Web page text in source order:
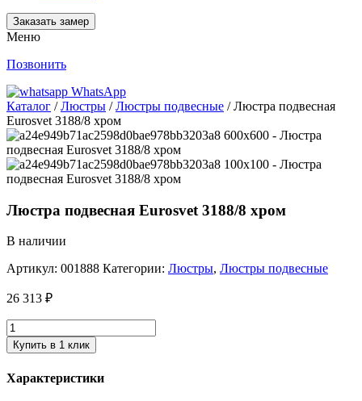
Заказать замер
Меню
Позвонить
WhatsApp
Каталог /Люстры /Люстры подвесные / Люстра подвесная
Eurosvet 3188/8 хром
Люстра подвесная Eurosvet 3188/8 хром
В наличии
Артикул: 001888 Категории: Люстры, Люстры подвесные
26 313 ₽
Купить в 1 клик
Характеристики